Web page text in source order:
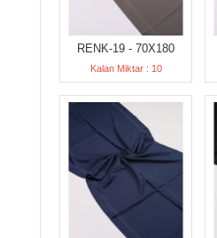
RENK-19 - 70X180
Kalan Miktar : 10